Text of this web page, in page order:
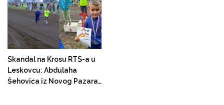
Skandal na Krosu RTS-a u
Leskovcu: Abdulaha
Šehovića iz Novog Pazara